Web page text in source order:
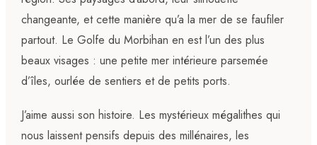
changeante, et cette manière qu’a la mer de se faufiler
partout. Le Golfe du Morbihan en est l’un des plus
beaux visages : une petite mer intérieure parsemée
d’îles, ourlée de sentiers et de petits ports.
J’aime aussi son histoire. Les mystérieux mégalithes qui
nous laissent pensifs depuis des millénaires, les